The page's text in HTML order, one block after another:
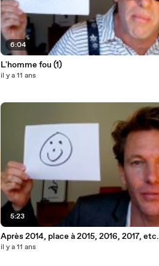
6:04
L'homme fou (1)
il y a 11 ans
5:23
Après 2014, place à 2015, 2016, 2017, etc.
il y a 11 ans